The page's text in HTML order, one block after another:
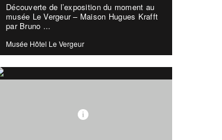
Découverte de l’exposition du moment au
musée Le Vergeur – Maison Hugues Krafft
par Bruno ...
Musée Hôtel Le Vergeur